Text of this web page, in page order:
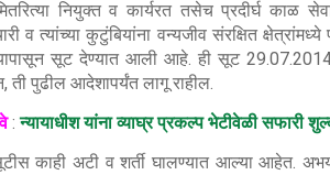
नियुक्त व कार्यरत तसेच प्रदीर्घ काळ
व त्यांच्या कुटुंबियांना वन्यजीव संरक्षित
सूट देण्यात आली आहे. ही सूट
ती पुढील आदेशापर्यंत लागू राहील.
:न्यायाधीश यांना व्याघ्र प्रकल्प भेटीवेळी सफारी
काही अटी व शर्ती घालण्यात आल्या आहेत.